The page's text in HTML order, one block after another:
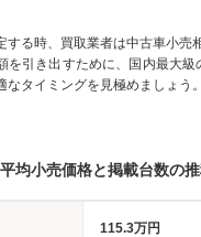
する時、買取業者は中古車小売
を引き出すために、国内最大
タイミングを見極めましょう。
均小売価格と掲載台数の
115.3万円